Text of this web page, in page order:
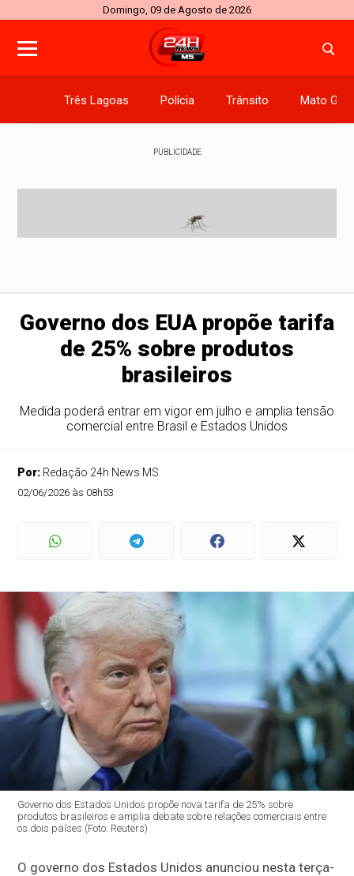
Domingo, 09 de Agosto de 2026
Três Lagoas Polícia Trânsito Mato
PUBLICIDADE
Governo dos EUA propõe tarifa
de 25% sobre produtos
brasileiros
Medida poderá entrar em vigor em julho e amplia tensão
comercial entre Brasil e Estados Unidos
Por: Redação 24h News MS
02/06/2026 às 08h53
Governo dos Estados Unidos propõe nova tarifa de 25% sobre
produtos brasileiros e amplia debate sobre relações comerciais entre
os dois países (Foto: Reuters)
O governo dos Estados Unidos anunciou nesta terça-